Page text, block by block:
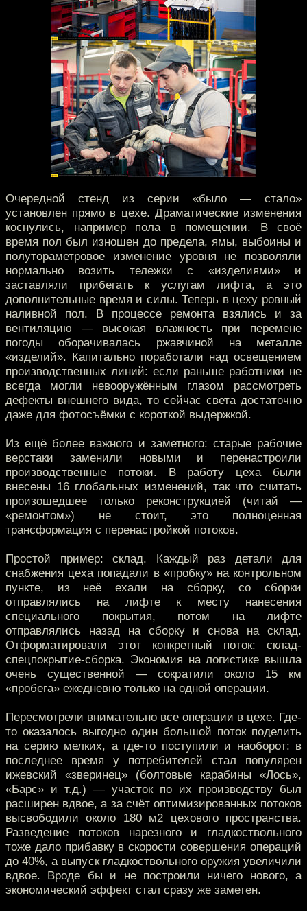
Очередной стенд из серии «было — стало»
установлен прямо в цехе. Драматические изменения
коснулись, например пола в помещении. В своё
время пол был изношен до предела, ямы, выбоины и
полутораметровое изменение уровня не позволяли
нормально возить тележки с «изделиями» и
заставляли прибегать к услугам лифта, а это
дополнительные время и силы. Теперь в цеху ровный
наливной пол. В процессе ремонта взялись и за
вентиляцию — высокая влажность при перемене
погоды оборачивалась ржавчиной на металле
«изделий». Капитально поработали над освещением
производственных линий: если раньше работники не
всегда могли невооружённым глазом рассмотреть
дефекты внешнего вида, то сейчас света достаточно
даже для фотосъёмки с короткой выдержкой.
Из ещё более важного и заметного: старые рабочие
верстаки заменили новыми и перенастроили
производственные потоки. В работу цеха были
внесены 16 глобальных изменений, так что считать
произошедшее только реконструкцией (читай —
«ремонтом») не стоит, это полноценная
трансформация с перенастройкой потоков.
Простой пример: склад. Каждый раз детали для
снабжения цеха попадали в «пробку» на контрольном
пункте, из неё ехали на сборку, со сборки
отправлялись на лифте к месту нанесения
специального покрытия, потом на лифте
отправлялись назад на сборку и снова на склад.
Отформатировали этот конкретный поток: склад-
спецпокрытие-сборка. Экономия на логистике вышла
очень существенной — сократили около 15 км
«пробега» ежедневно только на одной операции.
Пересмотрели внимательно все операции в цехе. Где-
то оказалось выгодно один большой поток поделить
на серию мелких, а где-то поступили и наоборот: в
последнее время у потребителей стал популярен
ижевский «зверинец» (болтовые карабины «Лось»,
«Барс» и т.д.) — участок по их производству был
расширен вдвое, а за счёт оптимизированных потоков
высвободили около 180 м2 цехового пространства.
Разведение потоков нарезного и гладкоствольного
тоже дало прибавку в скорости совершения операций
до 40%, а выпуск гладкоствольного оружия увеличили
вдвое. Вроде бы и не построили ничего нового, а
экономический эффект стал сразу же заметен.